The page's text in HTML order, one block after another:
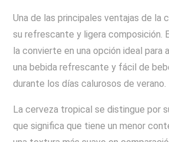
Una de las principales ventajas de la
su refrescante y ligera composición.
la convierte en una opción ideal para
una bebida refrescante y fácil de
durante los días calurosos de verano.
La cerveza tropical se distingue por
que significa que tiene un menor